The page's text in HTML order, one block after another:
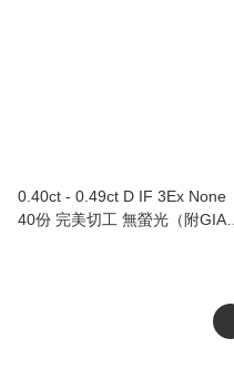
0.40ct - 0.49ct D IF 3Ex None
40份 完美切工 無螢光（附GIA證